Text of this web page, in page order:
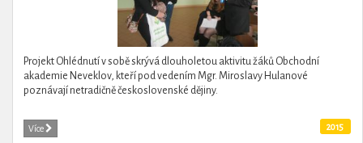
Projekt Ohlédnutí v sobě skrývá dlouholetou aktivitu žáků Obchodní
akademie Neveklov, kteří pod vedením Mgr. Miroslavy Hulanové
poznávají netradičně československé dějiny.
Více 2015